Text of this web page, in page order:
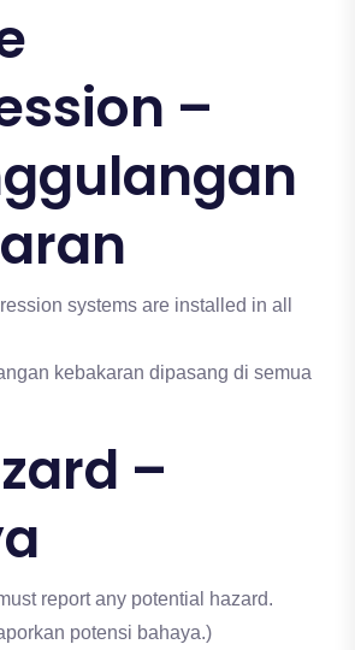
–
systems are installed in all
kebakaran dipasang di semua
–
report any potential hazard.
potensi bahaya.)